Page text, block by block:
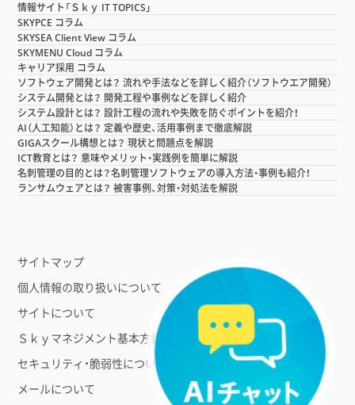
情報サイト「Ｓｋｙ IT TOPICS」
SKYPCE コラム
SKYSEA Client View コラム
SKYMENU Cloud コラム
キャリア採用 コラム
ソフトウェア開発とは？ 流れや手法などを詳しく紹介（ソフトウエア開発）
システム開発とは？ 開発工程や事例などを詳しく紹介
システム設計とは？ 設計工程の流れや失敗を防ぐポイントを紹介！
AI（人工知能）とは？ 定義や歴史、活用事例まで徹底解説
GIGAスクール構想とは？ 現状と問題点を解説
ICT教育とは？ 意味やメリット・実践例を簡単に解説
名刺管理の目的とは？名刺管理ソフトウェアの導入方法・事例も紹介！
ランサムウェアとは？ 被害事例、対策・対処法を解説
サイトマップ
個人情報の取り扱いについて
サイトについて
Ｓｋｙマネジメント基本方針
セキュリティ・脆弱性について
メールについて